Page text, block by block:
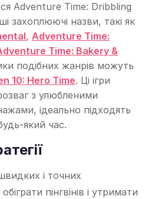
Adventure Time: Dribbling
захоплюючі назви, такі як
, Adventure Time:
Time: Bakery &
подібних жанрів можуть
10: Hero Time. Ці ігри
з улюбленими
ідеально підходять
який час.
і точних
пінгвінів і утримати